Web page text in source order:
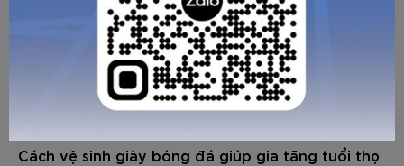
Cách vệ sinh giày bóng đá giúp gia tăng tuổi thọ